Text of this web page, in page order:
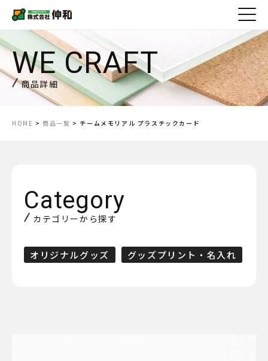
商品詳細
HOME >商品一覧 > チームメモリアル プラスチックカード
カテゴリーから探す
オリジナルグッズ グッズプリント・名入れ